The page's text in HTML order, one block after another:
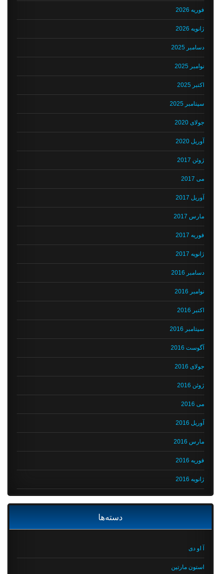
فوریه 2026
ژانویه 2026
دسامبر 2025
نوامبر 2025
اکتبر 2025
سپتامبر 2025
جولای 2020
آوریل 2020
ژوئن 2017
می 2017
آوریل 2017
مارس 2017
فوریه 2017
ژانویه 2017
دسامبر 2016
نوامبر 2016
اکتبر 2016
سپتامبر 2016
آگوست 2016
جولای 2016
ژوئن 2016
می 2016
آوریل 2016
مارس 2016
فوریه 2016
ژانویه 2016
دسته‌ها
آ او دی
استون مارتین